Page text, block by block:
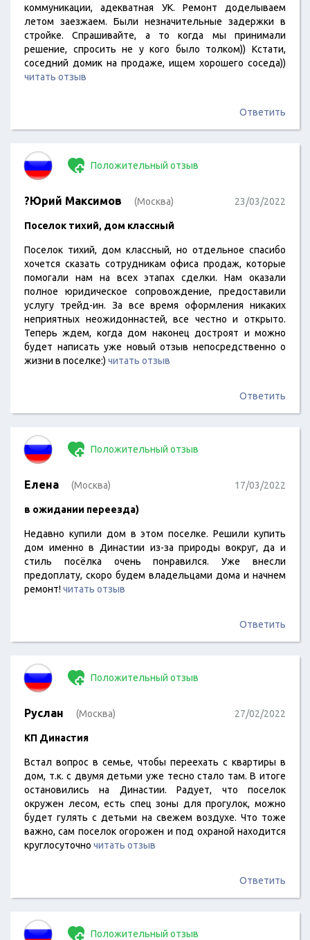
коммуникации, адекватная УК. Ремонт доделываем
летом заезжаем. Были незначительные задержки в
стройке. Спрашивайте, а то когда мы принимали
решение, спросить не у кого было толком)) Кстати,
соседний домик на продаже, ищем хорошего соседа))
читать отзыв
Ответить
Положительный отзыв
?Юрий Максимов (Москва) 23/03/2022
Поселок тихий, дом классный
Поселок тихий, дом классный, но отдельное спасибо
хочется сказать сотрудникам офиса продаж, которые
помогали нам на всех этапах сделки. Нам оказали
полное юридическое сопровождение, предоставили
услугу трейд-ин. За все время оформления никаких
неприятных неожидоннастей, все честно и открыто.
Теперь ждем, когда дом наконец достроят и можно
будет написать уже новый отзыв непосредственно о
жизни в поселке:) читать отзыв
Ответить
Положительный отзыв
Елена (Москва) 17/03/2022
в ожидании переезда)
Недавно купили дом в этом поселке. Решили купить
дом именно в Династии из-за природы вокруг, да и
стиль посёлка очень понравился. Уже внесли
предоплату, скоро будем владельцами дома и начнем
ремонт!читать отзыв
Ответить
Положительный отзыв
Руслан (Москва) 27/02/2022
КП Династия
Встал вопрос в семье, чтобы переехать с квартиры в
дом, т.к. с двумя детьми уже тесно стало там. В итоге
остановились на Династии. Радует, что поселок
окружен лесом, есть спец зоны для прогулок, можно
будет гулять с детьми на свежем воздухе. Что тоже
важно, сам поселок огорожен и под охраной находится
круглосуточно читать отзыв
Ответить
Положительный отзыв